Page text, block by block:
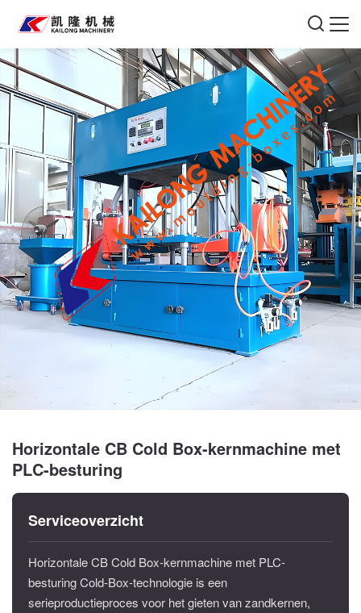
Horizontale CB Cold Box-kernmachine met
PLC-besturing
Serviceoverzicht
Horizontale CB Cold Box-kernmachine met PLC-
besturing Cold-Box-technologie is een
serieproductieproces voor het gieten van zandkernen,